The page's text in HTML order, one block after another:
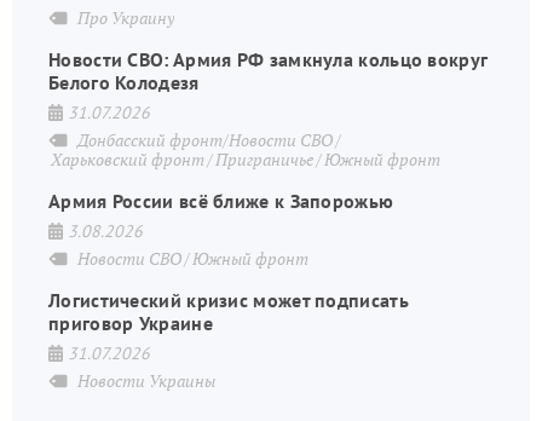
Про Украину
Новости СВО: Армия РФ замкнула кольцо вокруг
Белого Колодезя
31.07.2026
Донбасский фронт/Новости СВО
Харьковский фронт Приграничье Южный фронт
Армия России всё ближе к Запорожью
3.08.2026
Новости СВО Южный фронт
Логистический кризис может подписать
приговор Украине
31.07.2026
Новости Украины